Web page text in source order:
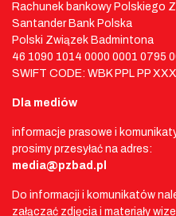
Rachunek bankowy Polskiego
Santander Bank Polska
Polski Związek Badmintona
46 1090 1014 0000 0001 0795
SWIFT CODE: WBK PPL PP XXX
Dla mediów
informacje prasowe i
prosimy przesyłać na adres:
media@pzbad.pl
Do informacji i komunikatów
załączać zdjęcia i materiały